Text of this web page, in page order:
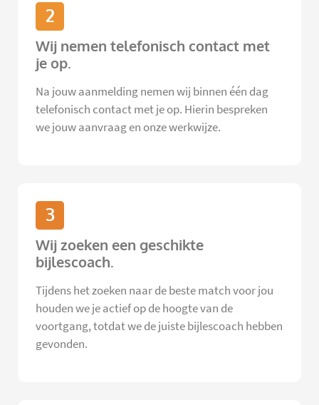
2
Wij nemen telefonisch contact met
je op.
Na jouw aanmelding nemen wij binnen één dag
telefonisch contact met je op. Hierin bespreken
we jouw aanvraag en onze werkwijze.
3
Wij zoeken een geschikte
bijlescoach.
Tijdens het zoeken naar de beste match voor jou
houden we je actief op de hoogte van de
voortgang, totdat we de juiste bijlescoach hebben
gevonden.